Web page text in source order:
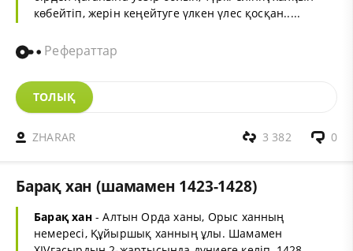
көбейтіп, жерін кеңейтуге үлкен үлес қосқан.....
Рефераттар
ТОЛЫҚ
ZHARAR 0
3 382
Барақ хан (шамамен 1423-1428)
Барақ хан- Алтын Орда ханы, Орыс ханның
немересі, Құйыршық ханның ұлы. Шамамен